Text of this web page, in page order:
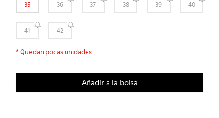
35 36 37 38 39 40
41 42
*Quedan pocas unidades
Añadir a la bolsa